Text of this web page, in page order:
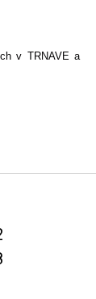
v TRNAVE a